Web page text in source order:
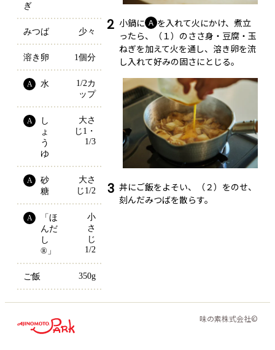
ぎ
みつば 少々
溶き卵 1個分
A 水
1/2カ
ップ
A
し
ょ
う
ゆ
大さ
じ1・
1/3
A
砂
糖
大さ
じ1/2
A
「ほ
んだ
し
®」
小
さ
じ
1/2
ご飯 350g
2 小鍋に Ａ を入れて火にかけ、煮立
ったら、（１）のささ身・豆腐・玉
ねぎを加えて火を通し、溶き卵を流
し入れて好みの固さにとじる。
3 丼にご飯をよそい、（２）をのせ、
刻んだみつばを散らす。
味の素株式会社©